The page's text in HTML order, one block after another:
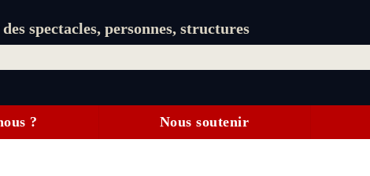
spectacles, personnes, structures
? Nous soutenir